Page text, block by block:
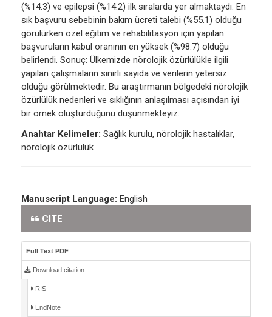
(%14.3) ve epilepsi (%14.2) ilk sıralarda yer almaktaydı. En
sık başvuru sebebinin bakım ücreti talebi (%55.1) olduğu
görülürken özel eğitim ve rehabilitasyon için yapılan
başvuruların kabul oranının en yüksek (%98.7) olduğu
belirlendi. Sonuç: Ülkemizde nörolojik özürlülükle ilgili
yapılan çalışmaların sınırlı sayıda ve verilerin yetersiz
olduğu görülmektedir. Bu araştırmanın bölgedeki nörolojik
özürlülük nedenleri ve sıklığının anlaşılması açısından iyi
bir örnek oluşturduğunu düşünmekteyiz.
Anahtar Kelimeler: Sağlık kurulu, nörolojik hastalıklar,
nörolojik özürlülük
Manuscript Language: English
CITE
Full Text PDF
Download citation
RIS
EndNote